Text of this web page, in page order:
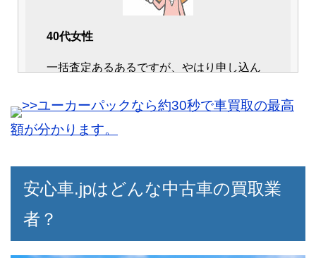
40代女性
査定してくれた業者はどこも名の知れた所
ばかりで、提携業者はみんな質が良いと実
買取を依頼するのは初めてでしたが、最後
まで満足した取引が出来たと思います。
40代女性
一括査定あるあるですが、やはり申し込ん
これからはきちんと電話応対が出来るよ
う、申し込む時間も考えたいと思います。
>>ユーカーパックなら約30秒で車買取の最高
額が分かります。
安心車.jpはどんな中古車の買取業
者？